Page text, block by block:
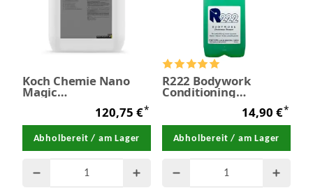
Koch Chemie Nano
Magic
Glanzwachsshampoo
Konservierer 10 kg
120,75 €*
Abholbereit / am Lager
R222 Bodywork
Conditioning
Shampoo 500 ml
14,90 €*
Abholbereit / am Lager